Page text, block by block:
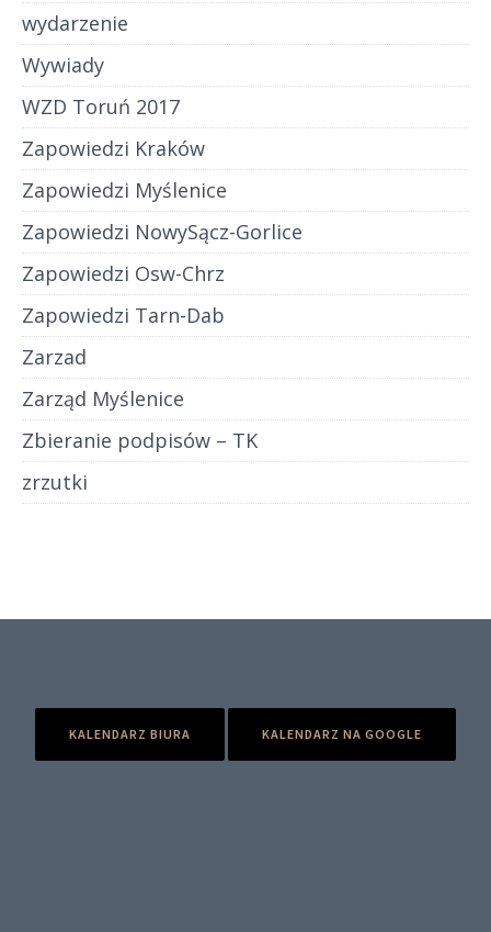
wydarzenie
Wywiady
WZD Toruń 2017
Zapowiedzi Kraków
Zapowiedzi Myślenice
Zapowiedzi NowySącz-Gorlice
Zapowiedzi Osw-Chrz
Zapowiedzi Tarn-Dab
Zarzad
Zarząd Myślenice
Zbieranie podpisów – TK
zrzutki
KALENDARZ BIURA KALENDARZ NA GOOGLE